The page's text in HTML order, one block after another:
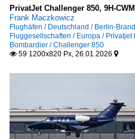
Geschäftsreiseflugzeuge
Bombardier
525 - Citation CJ-1
2012
2020
2021
PrivatJet Challenger 850, 9H-
Frank Maczkowicz
Flughäfen / Deutschland / Berlin-
Fluggesellschaften / Europa / Privatjet
Bombardier / Challenger 850
 59 1200x820 Px, 26.01.2026 